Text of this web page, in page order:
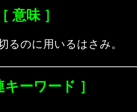
［ 意味 ］
るのに用いるはさみ。
キーワード ］